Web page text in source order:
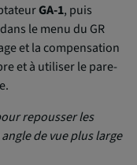
GA-1, puis
le menu du GR
et la compensation
et à utiliser le pare-
repousser les
de vue plus large